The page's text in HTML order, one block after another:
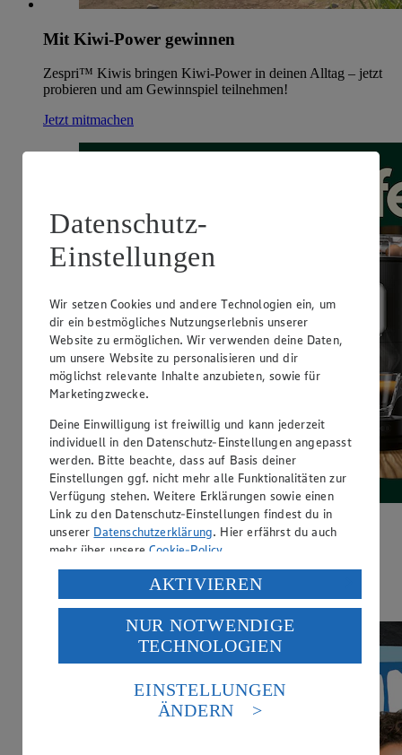
Mit Kiwi-Power gewinnen
Zespri™ Kiwis bringen Kiwi-Power in deinen Alltag – jetzt
probieren und am Gewinnspiel teilnehmen!
Jetzt mitmachen
Der rundeste Deal der Woche:
Gut&Günstig Coffee Balls zum Aktionspreis. Jetzt sparen!
Hier entlang
Datenschutz-
Einstellungen
Wir setzen Cookies und andere Technologien ein, um
dir ein bestmögliches Nutzungserlebnis unserer
Website zu ermöglichen. Wir verwenden deine Daten,
um unsere Website zu personalisieren und dir
möglichst relevante Inhalte anzubieten, sowie für
Marketingzwecke.
Deine Einwilligung ist freiwillig und kann jederzeit
individuell in den Datenschutz-Einstellungen angepasst
werden. Bitte beachte, dass auf Basis deiner
Einstellungen ggf. nicht mehr alle Funktionalitäten zur
Verfügung stehen. Weitere Erklärungen sowie einen
Link zu den Datenschutz-Einstellungen findest du in
unserer Datenschutzerklärung. Hier erfährst du auch
mehr über unsereCookie-Policy.
Verarbeitung deiner personenbezogenen Daten in den
USA durch Facebook und YouTube:
Wenn du auf „Aktivieren“ klickst, willigst du im Sinne
des Art. 49 Abs. 1 Satz 1 lit. a) DSGVO ein, dass deine
Daten in den USA verarbeitet werden. Der EuGH sieht
die USA als Land mit einem nach europäischen
Standards nicht angemessenen Datenschutzniveau an.
Es besteht das Risiko eines Zugriffs durch US-
AKTIVIEREN
NUR NOTWENDIGE
TECHNOLOGIEN
EINSTELLUNGEN
ÄNDERN